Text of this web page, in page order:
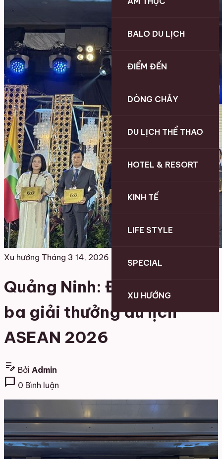
BALO DU LỊCH
ĐIỂM ĐẾN
DÒNG CHẢY
DU LỊCH THỂ THAO
HOTEL & RESORT
KINH TẾ
LIFE STYLE
SPECIAL
XU HƯỚNG
Xu hướng Tháng 3 14, 2026
Quảng Ninh: Đăng quang
ba giải thưởng du lịch
ASEAN 2026
edit_note Bởi Admin
chat_bubble 0 Bình luận